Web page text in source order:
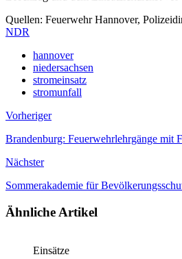
Quellen: Feuerwehr Hannover,
NDR
hannover
niedersachsen
stromeinsatz
stromunfall
Vorheriger
Brandenburg: Feuerwehrlehrgänge mit
Nächster
Sommerakademie für
Ähnliche Artikel
Einsätze